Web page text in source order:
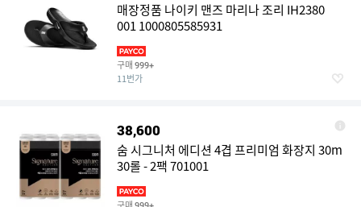
매장정품 나이키 맨즈 마리나 조리 IH2380
001 1000805585931
구매 999+
11번가
38,600
숨 시그니처 에디션 4겹 프리미엄 화장지 30m
30롤 - 2팩 701001